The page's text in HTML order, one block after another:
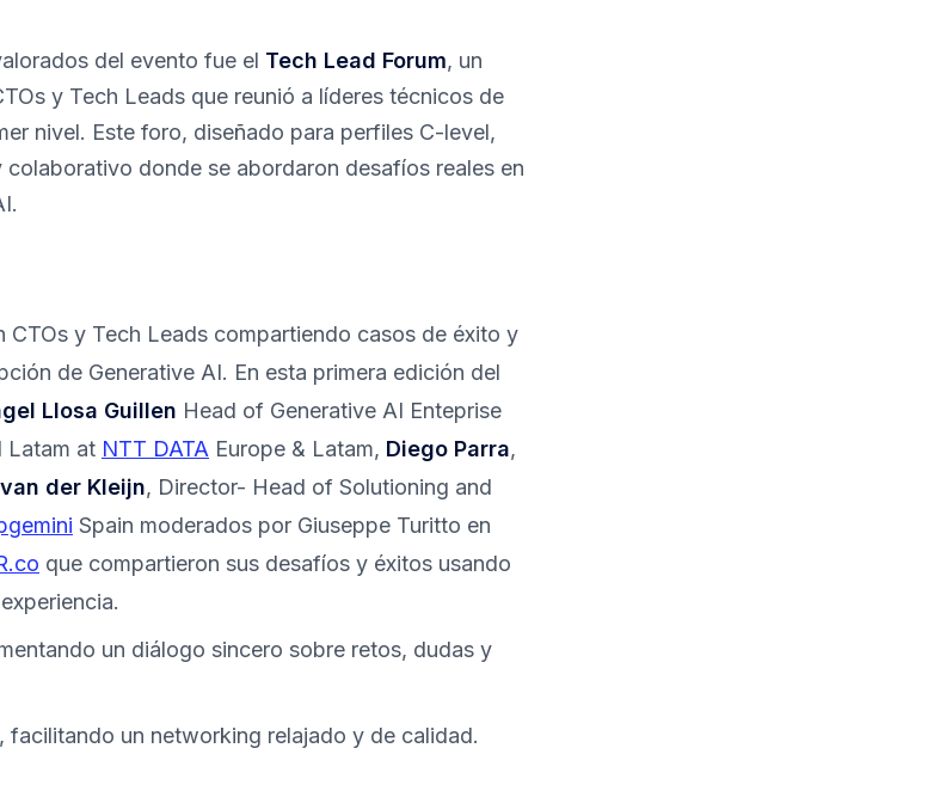
del evento fue el Tech Lead Forum, un
y Tech Leads que reunió a líderes técnicos de
nivel. Este foro, diseñado para perfiles C-level,
donde se abordaron desafíos reales en
CTOs y Tech Leads compartiendo casos de éxito y
de Generative AI. En esta primera edición del
Llosa Guillen Head of Generative AI Enteprise
Latam at NTT DATA Europe & Latam, Diego Parra,
der Kleijn, Director- Head of Solutioning and
Spain moderados por Giuseppe Turitto en
que compartieron sus desafíos y éxitos usando
un diálogo sincero sobre retos, dudas y
, facilitando un networking relajado y de calidad.